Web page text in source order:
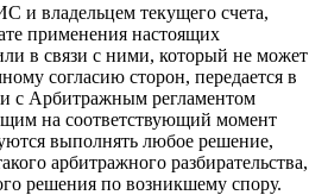
владельцем текущего счета,
применения настоящих
в связи с ними, который не может
согласию сторон, передается в
с Арбитражным регламентом
на соответствующий момент
выполнять любое решение,
арбитражного разбирательства,
решения по возникшему спору.